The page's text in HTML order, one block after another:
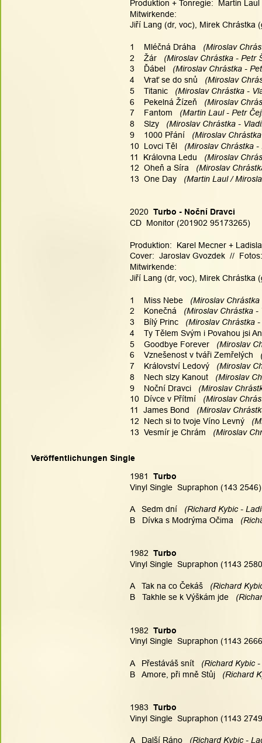
Produktion + Tonregie:  Martin Laul
Mitwirkende:
Jiří Lang (dr, voc), Mirek Chrástka
1    Mléčná Dráha
(Miroslav
2    Žár
(Miroslav Chrástka - Petr
3    Ďábel
(Miroslav Chrástka -
4    Vrať se do snů
(Miroslav
5    Titanic
(Miroslav Chrástka -
6    Pekelná Žízeň
(Miroslav
7    Fantom
(Martin Laul - Petr
8    Slzy
(Miroslav Chrástka -
9    1000 Přání
(Miroslav Chrástka
10  Lovci Těl
(Miroslav Chrástka -
11  Královna Ledu
(Miroslav
12  Oheň a Síra
(Miroslav
13  One Day
(Martin Laul /
2020 Turbo - Noční Dravci
CD  Monitor (201902 95173265)
Produktion:  Karel Mecner +
Cover:  Jaroslav Gvozdek  //
Mitwirkende:
Jiří Lang (dr, voc), Mirek Chrástka
1    Miss Nebe
(Miroslav
2    Konečná
(Miroslav Chrástka
3    Bílý Princ
(Miroslav Chrástka
4    Ty Tělem Svým i Povahou jsi
5    Goodbye Forever
(Miroslav
6    Vznešenost v tváři Zemřelých
7    Království Ledový
(Miroslav
8    Nech slzy Kanout
(Miroslav
9    Noční Dravci
(Miroslav
10  Dívce v Přítmí
(Miroslav
11  James Bond
(Miroslav
12  Nech si to tvoje Víno Levný
13  Vesmír je Chrám
(Miroslav
1981 Turbo
Vinyl Single  Supraphon (143 2546)
A   Sedm dní
(Richard Kybic -
B   Dívka s Modrýma Očima
1982 Turbo
Vinyl Single  Supraphon (1143
A   Tak na co Čekáš
(Richard
B   Takhle se k Výškám jde
1982 Turbo
Vinyl Single  Supraphon (1143
A   Přestáváš snít
(Richard Kybic
B   Amore, při mně Stůj
(Richard
1983 Turbo
Vinyl Single  Supraphon (1143
A   Další Ráno
(Richard Kybic -
Veröffentlichungen Single